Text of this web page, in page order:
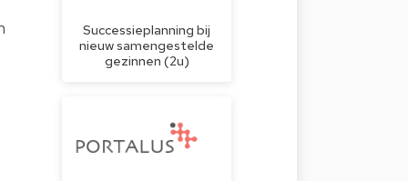
Successieplanning bij
nieuw samengestelde
gezinnen (2u)